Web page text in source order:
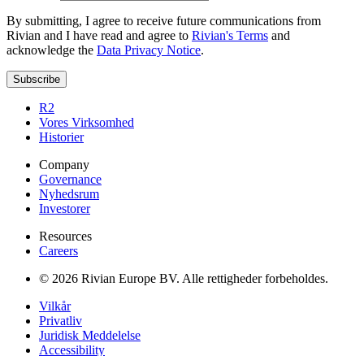
By submitting, I agree to receive future communications from
Rivian and I have read and agree to Rivian's Terms and
acknowledge the Data Privacy Notice.
Subscribe
R2
Vores Virksomhed
Historier
Company
Governance
Nyhedsrum
Investorer
Resources
Careers
© 2026 Rivian Europe BV. Alle rettigheder forbeholdes.
Vilkår
Privatliv
Juridisk Meddelelse
Accessibility